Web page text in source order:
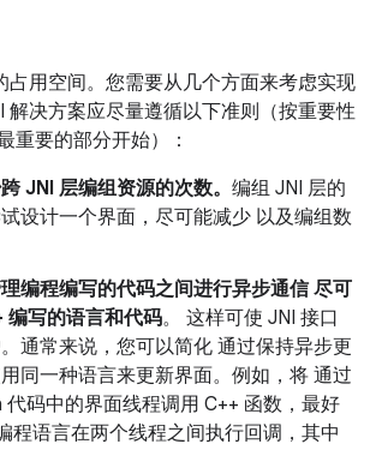
占用空间。您需要从几个方面来考虑实现
解决方案应尽量遵循以下准则（按重要性
重要的部分开始）：
JNI 层编组资源的次数。 编组 JNI 层的
设计一个界面，尽可能减少 以及编组数
编程编写的代码之间进行异步通信 尽可
编写的语言和代码。 这样可使 JNI 接口
通常来说，您可以简化 通过保持异步更
同一种语言来更新界面。例如，将 通过
代码中的界面线程调用 C++ 函数，最好
程语言在两个线程之间执行回调，其中